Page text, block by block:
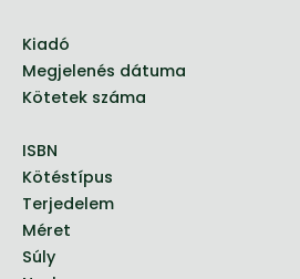
Kiadó
Megjelenés dátuma
Kötetek száma
ISBN
Kötéstípus
Terjedelem
Méret
Súly